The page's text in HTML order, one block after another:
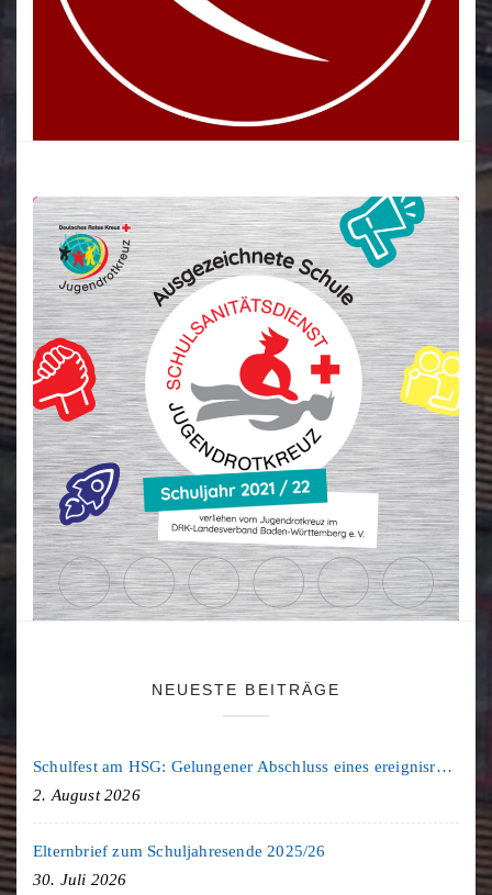
NEUESTE BEITRÄGE
Schulfest am HSG: Gelungener Abschluss eines ereignisreichen Schuljahres
2. August 2026
Elternbrief zum Schuljahresende 2025/26
30. Juli 2026